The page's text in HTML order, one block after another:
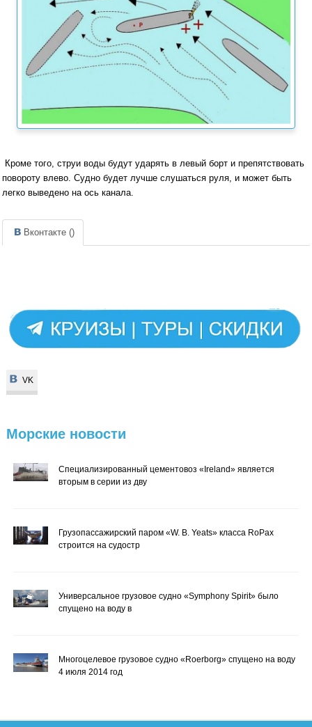
Кроме того, струи воды будут ударять в левый борт и препятствовать
повороту влево. Судно будет лучше слушаться руля, и может быть
легко выведено на ось канала.
Вконтакте ()
VK
VK
Морские новости
Специализированный цементовоз «Ireland» является
вторым в серии из дву
Грузопассажирский паром «W. B. Yeats» класса RoPax
строится на судостр
Универсальное грузовое судно «Symphony Spirit» было
спущено на воду в
Многоцелевое грузовое судно «Roerborg» спущено на воду
4 июля 2014 год